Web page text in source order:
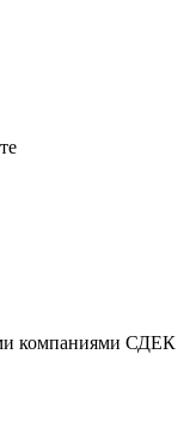
компаниями СДЕК